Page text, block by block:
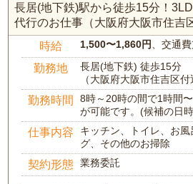
長居(地下鉄)駅から徒歩15分！
代行のお仕事（大阪府大阪市住吉
時給 1,500〜1,860円 、交通
勤務地
長居(地下鉄) 徒歩15分
（大阪府大阪市住吉区付
勤務時間
8時～20時の間で1時間
が可能です。(候補の日
仕事内容
キッチン、トイレ、お
グ、その他のお掃除
契約形態 業務委託